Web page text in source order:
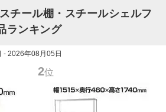
チール棚・スチールシェルフ
ランキング
- 2026年08月05日
2位